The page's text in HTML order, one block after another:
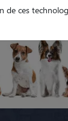
de ces